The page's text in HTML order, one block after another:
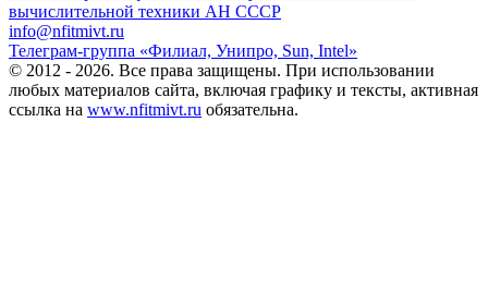
вычислительной техники АН СССР
info@nfitmivt.ru
Телеграм-группа «Филиал, Унипро, Sun, Intel»
© 2012 - 2026. Все права защищены. При использовании
любых материалов сайта, включая графику и тексты, активная
ссылка на www.nfitmivt.ru обязательна.